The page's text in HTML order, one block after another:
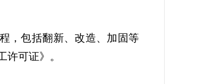
，包括翻新、改造、加固等
许可证》。